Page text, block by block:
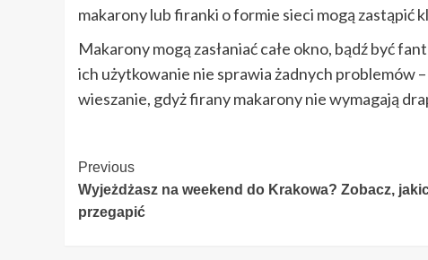
makarony lub firanki o formie sieci mogą zastąpić
Makarony mogą zasłaniać całe okno, bądź być
ich użytkowanie nie sprawia żadnych problemów
wieszanie, gdyż firany makarony nie wymagają
Continue
Reading
Previous
Wyjeżdżasz na weekend do Krakowa? Zobacz,
przegapić